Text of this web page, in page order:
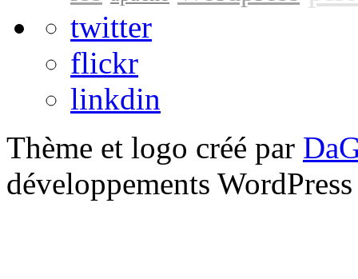
twitter
flickr
linkdin
Thème et logo créé par
développements